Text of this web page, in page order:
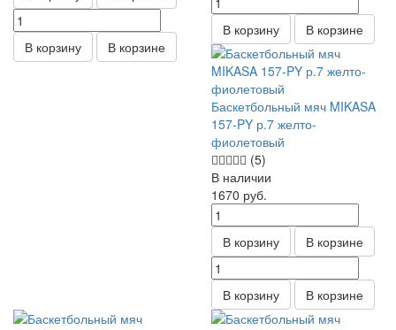
В корзину В корзине
В корзину В корзине
Баскетбольный мяч MIKASA
157-PY р.7 желто-
фиолетовый
(5)
В наличии
1670 руб.
В корзину В корзине
В корзину В корзине